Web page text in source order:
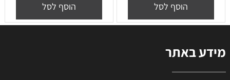
הוסף לסל הוסף לסל
מידע באתר